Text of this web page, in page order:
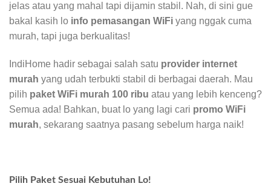
jelas atau yang mahal tapi dijamin stabil. Nah, di sini gue
bakal kasih lo info pemasangan WiFi yang nggak cuma
murah, tapi juga berkualitas!
IndiHome hadir sebagai salah satu provider internet
murah yang udah terbukti stabil di berbagai daerah. Mau
pilih paket WiFi murah 100 ribu atau yang lebih kenceng?
Semua ada! Bahkan, buat lo yang lagi cari promo WiFi
murah, sekarang saatnya pasang sebelum harga naik!
Pilih Paket Sesuai Kebutuhan Lo!